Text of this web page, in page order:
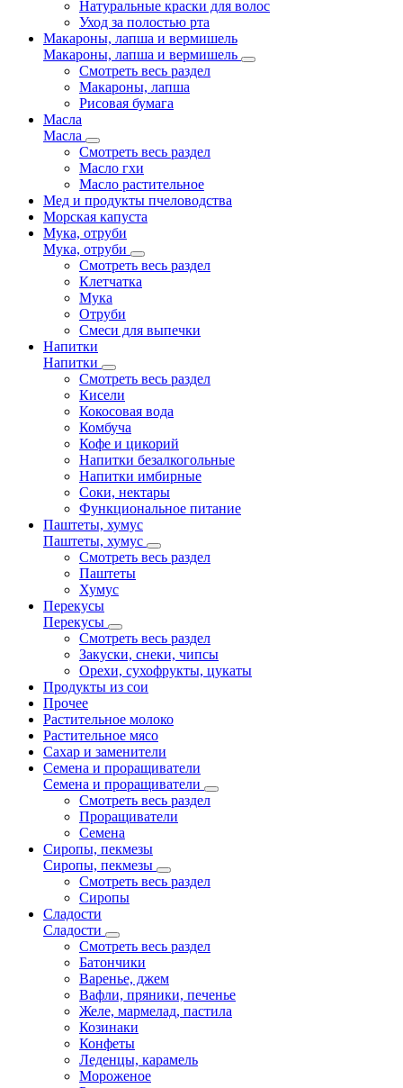
Натуральные краски для волос
Уход за полостью рта
Макароны, лапша и вермишель
Макароны, лапша и вермишель
Смотреть весь раздел
Макароны, лапша
Рисовая бумага
Масла
Масла
Смотреть весь раздел
Масло гхи
Масло растительное
Мед и продукты пчеловодства
Морская капуста
Мука, отруби
Мука, отруби
Смотреть весь раздел
Клетчатка
Мука
Отруби
Смеси для выпечки
Напитки
Напитки
Смотреть весь раздел
Кисели
Кокосовая вода
Комбуча
Кофе и цикорий
Напитки безалкогольные
Напитки имбирные
Соки, нектары
Функциональное питание
Паштеты, хумус
Паштеты, хумус
Смотреть весь раздел
Паштеты
Хумус
Перекусы
Перекусы
Смотреть весь раздел
Закуски, снеки, чипсы
Орехи, сухофрукты, цукаты
Продукты из сои
Прочее
Растительное молоко
Растительное мясо
Сахар и заменители
Семена и проращиватели
Семена и проращиватели
Смотреть весь раздел
Проращиватели
Семена
Сиропы, пекмезы
Сиропы, пекмезы
Смотреть весь раздел
Сиропы
Сладости
Сладости
Смотреть весь раздел
Батончики
Варенье, джем
Вафли, пряники, печенье
Желе, мармелад, пастила
Козинаки
Конфеты
Леденцы, карамель
Мороженое